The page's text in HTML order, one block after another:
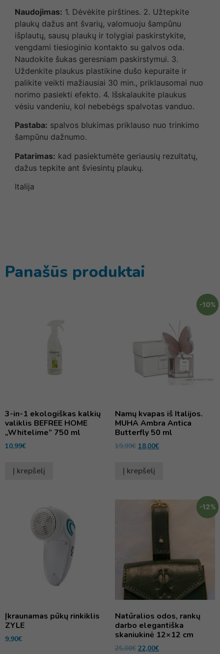
Naudojimas: 1. Dėvėkite pirštines. 2. Užtepkite
plaukų dažus ant švarių, valomuoju šampūnu
išplautų, sausų plaukų ir tolygiai paskirstykite,
vengdami tiesioginio kontakto su galvos oda.
Naudokite šukas geresniam paskirstymui. 3.
Uždenkite plaukus plastikine dušo kepuraite ir
palikite veikti mažiausiai 30 min., priklausomai nuo
norimo pasiekti efekto. 4. Išskalaukite plaukus
vėsiu vandeniu, kol nebebėgs spalvotas vanduo.
Pastaba: spalvos blukimas priklauso nuo trinkimo
šampūnu dažnumo.
Patarimas: kad pasiektumėte geriausių rezultatų,
dažus tepkite ant šviesintų plaukų.
Italija
Panašūs produktai
3-in-1 ekologiškas kalkių
valiklis BEFREE HOME
„Whitelime” 750 ml
10,99€
Į krepšelį
-10%
Namų kvapas iš Italijos.
MUHA Ambra Antica
Butterfly 50 ml
19,99€ 18,00€
Į krepšelį
Įkraunamas pūkų rinkiklis
ZYLE
9,90€
-12%
Natūralios odos, rankų
darbo elegantiška
skaniukinė 12×12 cm
25,00€ 22,00€